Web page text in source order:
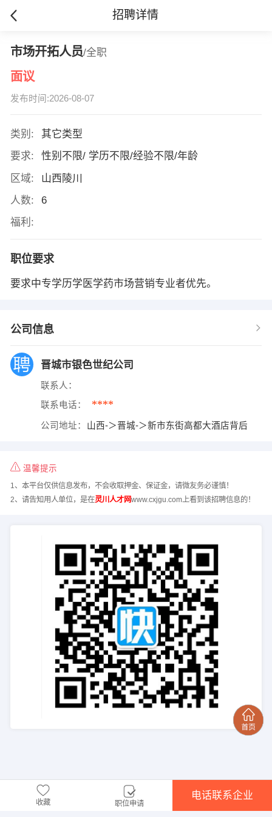
招聘详情
市场开拓人员/全职
面议
发布时间:2026-08-07
类别:
其它类型
要求:
性别不限/ 学历不限/经验不限/年龄
区域:
山西陵川
人数:
6
福利:
职位要求
要求中专学历学医学药市场营销专业者优先。
公司信息
晋城市银色世纪公司
联系人：
联系电话： ****
公司地址： 山西-＞晋城-＞新市东街高都大酒店背后
温馨提示
1、本平台仅供信息发布，不会收取押金、保证金，请微友务必谨慎！
2、请告知用人单位，是在灵川人才网www.cxjgu.com上看到该招聘信息的！
收藏 职位申请
电话联系企业